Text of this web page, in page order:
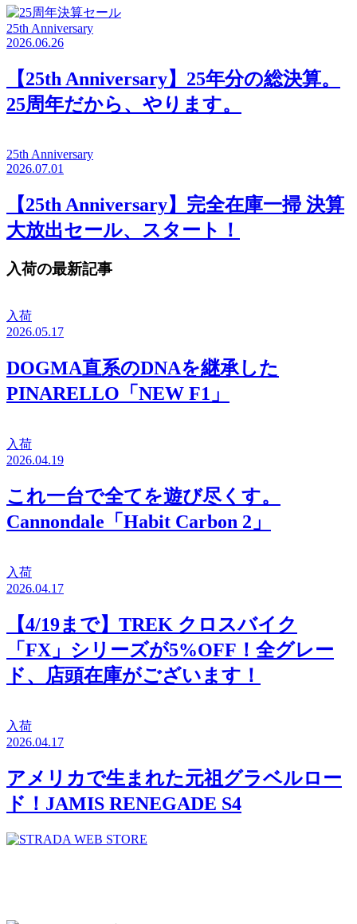
25th Anniversary
2026.06.26
【25th Anniversary】25年分の総決算。
25周年だから、やります。
25th Anniversary
2026.07.01
【25th Anniversary】完全在庫一掃 決算
大放出セール、スタート！
入荷の最新記事
入荷
2026.05.17
DOGMA直系のDNAを継承した
PINARELLO「NEW F1」
入荷
2026.04.19
これ一台で全てを遊び尽くす。
Cannondale「Habit Carbon 2」
入荷
2026.04.17
【4/19まで】TREK クロスバイク
「FX」シリーズが5%OFF！全グレー
ド、店頭在庫がございます！
入荷
2026.04.17
アメリカで生まれた元祖グラベルロー
ド！JAMIS RENEGADE S4